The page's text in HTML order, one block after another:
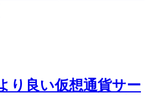
り良い仮想通貨サー